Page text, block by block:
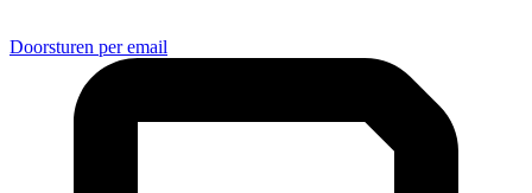
Doorsturen per email